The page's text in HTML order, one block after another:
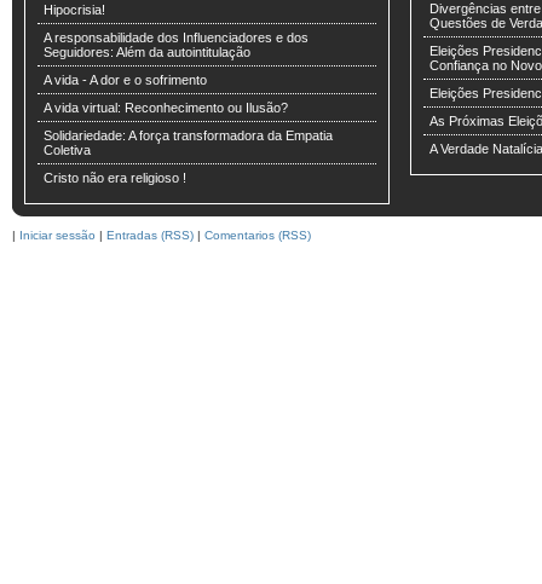
Hipocrisia!
A responsabilidade dos Influenciadores e dos
Seguidores: Além da autointitulação
A vida - A dor e o sofrimento
A vida virtual: Reconhecimento ou Ilusão?
Solidariedade: A força transformadora da Empatia
Coletiva
Cristo não era religioso !
Divergências
Questões de
Eleições
Confiança no
Eleições
As Próximas
A Verdade
| Iniciar sessão | Entradas (RSS) | Comentarios (RSS)